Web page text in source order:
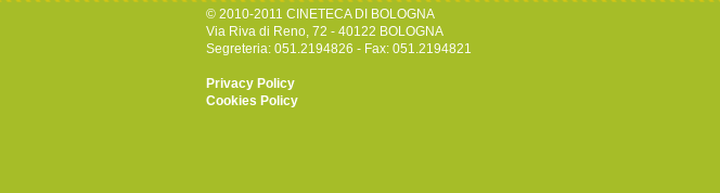
© 2010-2011 CINETECA DI BOLOGNA
Via Riva di Reno, 72 - 40122 BOLOGNA
Segreteria: 051.2194826 - Fax: 051.2194821
Privacy Policy
Cookies Policy